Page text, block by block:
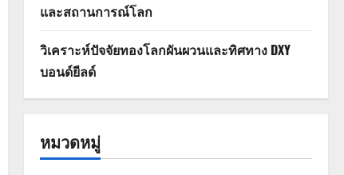
และสถานการณ์โลก
วิเคราะห์ปัจจัยทองโลกผันผวนและทิศทาง DXY
บอนด์ยีลด์
หมวดหมู่